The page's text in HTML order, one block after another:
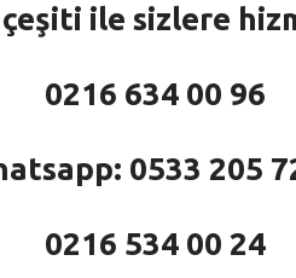
ile sizlere
0216 634 00 96
0533 205
0216 534 00 24